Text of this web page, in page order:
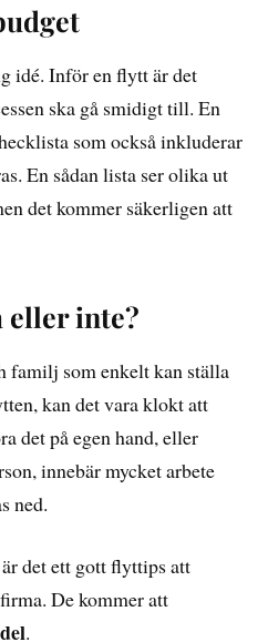
idé. Inför en flytt är det
ska gå smidigt till. En
som också inkluderar
En sådan lista ser olika ut
det kommer säkerligen att
inte?
familj som enkelt kan ställa
kan det vara klokt att
det på egen hand, eller
innebär mycket arbete
ned.
det ett gott flyttips att
De kommer att
.